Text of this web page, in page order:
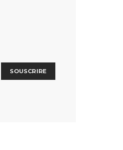
SOUSCRIRE